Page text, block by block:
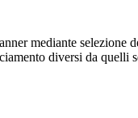
mediante
diversi da quelli